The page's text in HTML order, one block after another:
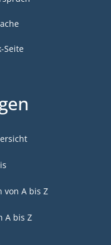
Seite
von A bis Z
A bis Z